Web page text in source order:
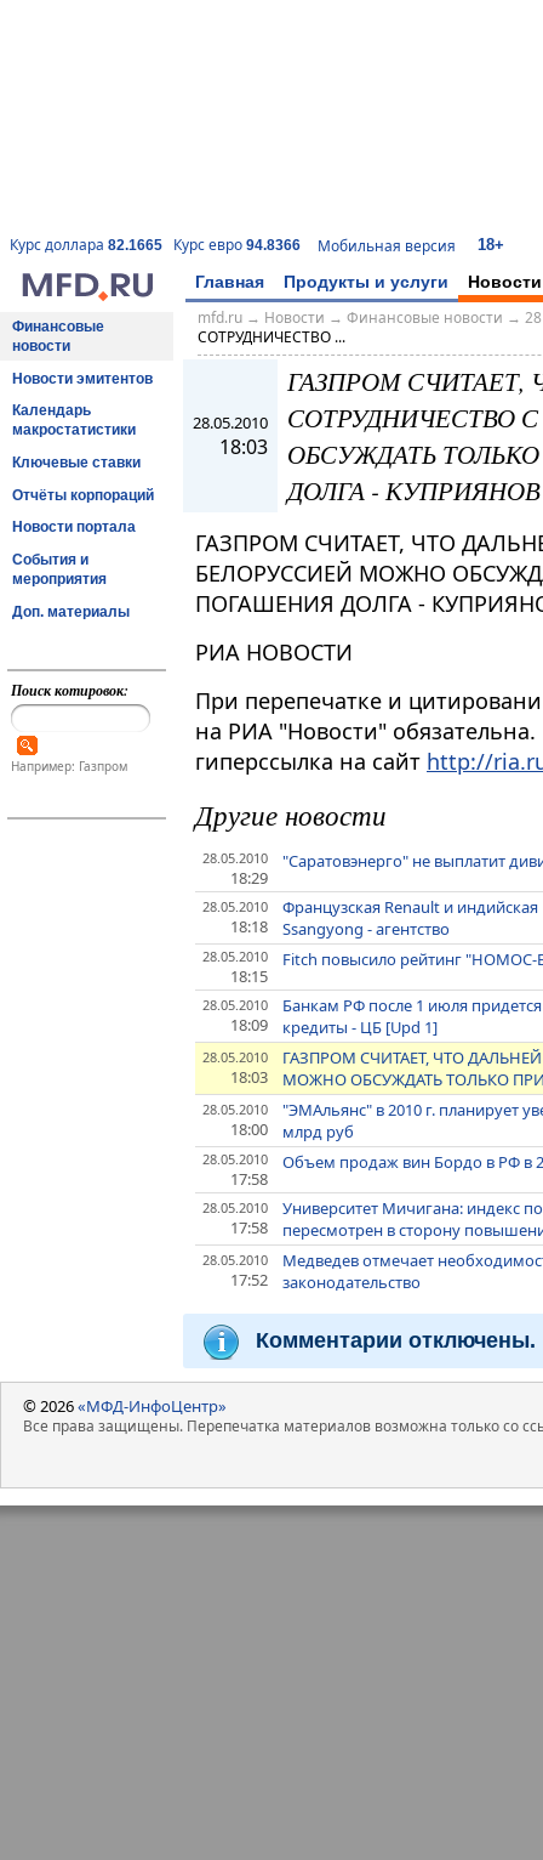
Курс доллара 82.1665 Курс евро 94.8366 Мобильная версия 18+
Главная Продукты и услуги Новости
Финансовые
новости
Новости эмитентов
Календарь
макростатистики
Ключевые ставки
Отчёты корпораций
Новости портала
События и
мероприятия
Доп. материалы
Поиск котировок:
Например: Газпром
mfd.ru→ Новости → Финансовые новости →
СОТРУДНИЧЕСТВО ...
28.05.2010
18:03
ГАЗПРОМ
СОТРУДНИЧЕСТВО
ОБСУЖДАТЬ
ДОЛГА - КУПРИЯНОВ
ГАЗПРОМ СЧИТАЕТ, ЧТО
БЕЛОРУССИЕЙ МОЖНО
ПОГАШЕНИЯ ДОЛГА -
РИА НОВОСТИ
При перепечатке и
на РИА "Новости"
гиперссылка на сайт http://
Другие новости
28.05.2010
18:29
"Саратовэнерго" не выплатит
28.05.2010
18:18
Французская Renault и
Ssangyong - агентство
28.05.2010
18:15
Fitch повысило рейтинг "НОМОС-
28.05.2010
18:09
Банкам РФ после 1 июля
кредиты - ЦБ [Upd 1]
28.05.2010
18:03
ГАЗПРОМ СЧИТАЕТ, ЧТО
МОЖНО ОБСУЖДАТЬ ТОЛЬКО
28.05.2010
18:00
"ЭМАльянс" в 2010 г. планирует
млрд руб
28.05.2010
17:58
Объем продаж вин Бордо в РФ в
28.05.2010
17:58
Университет Мичигана: индекс
пересмотрен в сторону
28.05.2010
17:52
Медведев отмечает
законодательство
Комментарии отключены.
© 2026«МФД-ИнфоЦентр»
Все права защищены. Перепечатка материалов возможна только со